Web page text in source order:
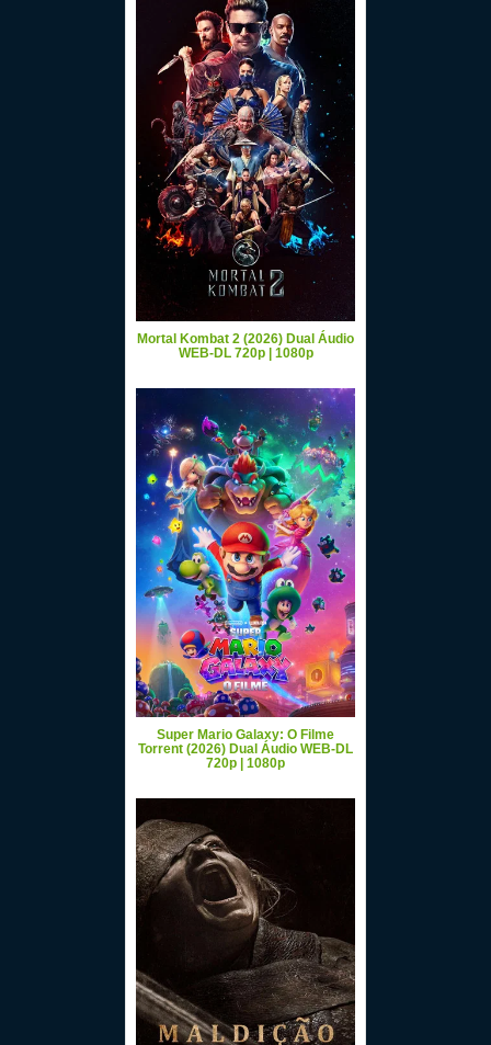
Mortal Kombat 2 (2026) Dual Áudio
WEB-DL 720p | 1080p
Super Mario Galaxy: O Filme
Torrent (2026) Dual Áudio WEB-DL
720p | 1080p